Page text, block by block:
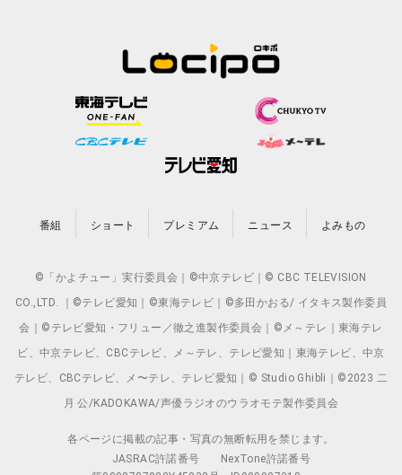
番組 ショート プレミアム ニュース よみもの
©「かよチュー」実行委員会｜©中京テレビ｜© CBC TELEVISION
CO.,LTD. ｜©テレビ愛知｜©東海テレビ｜©多田かおる/ イタキス製作委員
会｜©テレビ愛知・フリュー／徹之進製作委員会｜©メ～テレ｜東海テレ
ビ、中京テレビ、CBCテレビ、メ～テレ、テレビ愛知｜東海テレビ、中京
テレビ、CBCテレビ、メ〜テレ、テレビ愛知｜© Studio Ghibli｜©2023 二
月 公/KADOKAWA/声優ラジオのウラオモテ製作委員会
各ページに掲載の記事・写真の無断転用を禁じます。
JASRAC許諾番号
NexTone許諾番号